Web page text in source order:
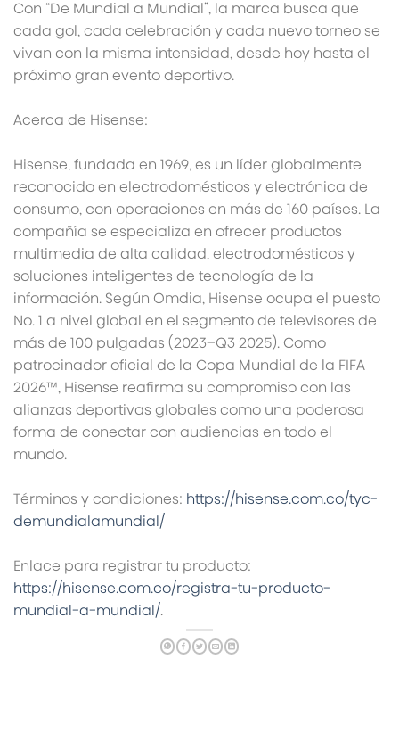
Con “De Mundial a Mundial”, la marca busca que
cada gol, cada celebración y cada nuevo torneo se
vivan con la misma intensidad, desde hoy hasta el
próximo gran evento deportivo.
Acerca de Hisense:
Hisense, fundada en 1969, es un líder globalmente
reconocido en electrodomésticos y electrónica de
consumo, con operaciones en más de 160 países. La
compañía se especializa en ofrecer productos
multimedia de alta calidad, electrodomésticos y
soluciones inteligentes de tecnología de la
información. Según Omdia, Hisense ocupa el puesto
No. 1 a nivel global en el segmento de televisores de
más de 100 pulgadas (2023–Q3 2025). Como
patrocinador oficial de la Copa Mundial de la FIFA
2026™, Hisense reafirma su compromiso con las
alianzas deportivas globales como una poderosa
forma de conectar con audiencias en todo el
mundo.
Términos y condiciones: https://hisense.com.co/tyc-
demundialamundial/
Enlace para registrar tu producto:
https://hisense.com.co/registra-tu-producto-
mundial-a-mundial/.